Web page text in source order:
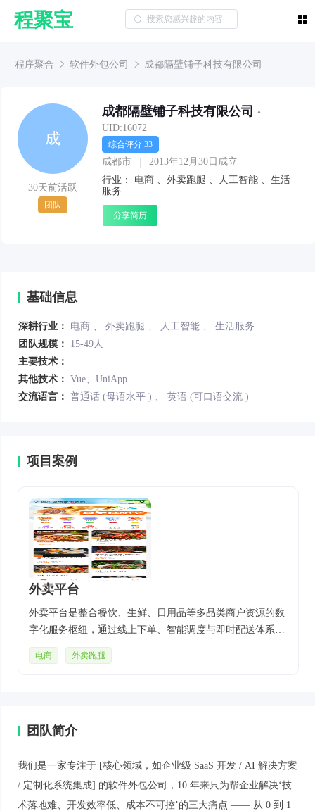
程聚宝
程序聚合 软件外包公司 成都隔壁铺子科技有限公司
成
30天前活跃
团队
成都隔壁铺子科技有限公司
•
UID:16072
综合评分 33
成都市
2013年12月30日成立
行业： 电商 、 外卖跑腿 、 人工智能 、 生活
服务
分享简历
基础信息
深耕行业： 电商 、 外卖跑腿 、 人工智能 、 生活服务
团队规模：
15-49人
主要技术：
其他技术： Vue、UniApp
交流语言： 普通话 (母语水平 ) 、 英语 (可口语交流 )
项目案例
外卖平台
外卖平台是整合餐饮、生鲜、日用品等多品类商户资源的数
字化服务枢纽，通过线上下单、智能调度与即时配送体系，
为用户提供从早餐到夜宵的全时段商品送达服务。平台支持
语音点单、AI 推荐、会员折扣、拼单优惠等功能，结合实
场景，构建起覆盖 “线上下单 - 智能履约 - 售后保障” 的即时
电商 外卖跑腿
团队简介
我们是一家专注于 [核心领域，如企业级 SaaS 开发 / AI 解决方案
/ 定制化系统集成] 的软件外包公司，10 年来只为帮企业解决‘技
术落地难、开发效率低、成本不可控’的三大痛点 —— 从 0 到 1